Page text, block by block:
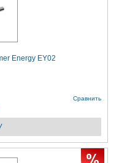
Energy EY02
Сравнить